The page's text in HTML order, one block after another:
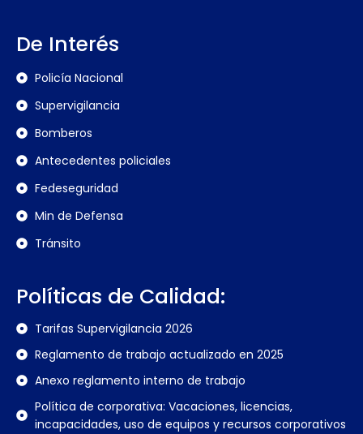
De Interés
Policía Nacional
Supervigilancia
Bomberos
Antecedentes policiales
Fedeseguridad
Min de Defensa
Tránsito
Políticas de Calidad:
Tarifas Supervigilancia 2026
Reglamento de trabajo actualizado en 2025
Anexo reglamento interno de trabajo
Política de corporativa: Vacaciones, licencias,
incapacidades, uso de equipos y recursos corporativos